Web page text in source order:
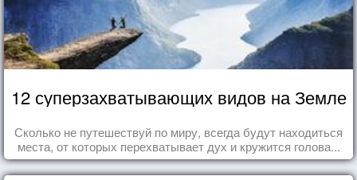
12 суперзахватывающих видов на Земле
Сколько не путешествуй по миру, всегда будут находиться
места, от которых перехватывает дух и кружится голова...